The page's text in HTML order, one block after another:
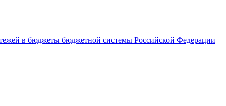
в бюджеты бюджетной системы Российской Федерации